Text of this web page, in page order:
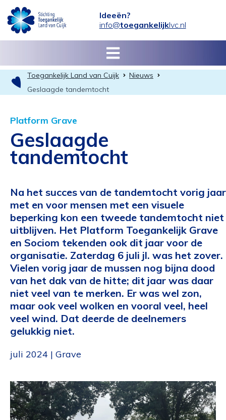
Ideeën?
info@toegankelijklvc.nl
Toegankelijk Land van Cuijk
Nieuws
Geslaagde tandemtocht
Platform Grave
Geslaagde
tandemtocht
Na het succes van de tandemtocht vorig jaar
met en voor mensen met een visuele
beperking kon een tweede tandemtocht niet
uitblijven. Het Platform Toegankelijk Grave
en Sociom tekenden ook dit jaar voor de
organisatie. Zaterdag 6 juli jl. was het zover.
Vielen vorig jaar de mussen nog bijna dood
van het dak van de hitte; dit jaar was daar
niet veel van te merken. Er was wel zon,
maar ook veel wolken en vooral veel, heel
veel wind. Dat deerde de deelnemers
gelukkig niet.
juli 2024 | Grave